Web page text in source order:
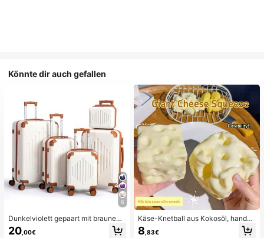
Könnte dir auch gefallen
6
Dunkelviolett gepaart mit braunem
Hartschalen-Kofferset, 4/5-teiliger
Hartschalenkoffer erweiterbar mit R
20 ,00€
Käse-Knetball aus Kokosöl, handge
fertigt, aus Kunststoff, nicht springe
nd, zum Drücken und Quetschen, S
8 ,83€